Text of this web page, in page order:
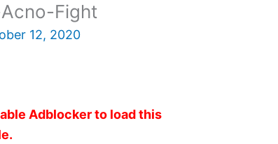
Fight
12, 2020
Adblocker to load this